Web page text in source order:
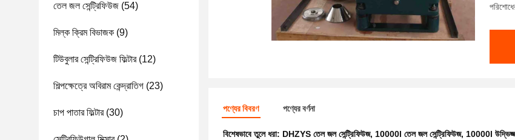
তেল জল সেন্ট্রিফিউজ (54)
মিল্ক ক্রিম বিভাজক (9)
টিউবুলার সেন্ট্রিফিউজ ফিল্টার(12)
শিল্পক্ষেত্রে অবিরাম কেন্দ্রাতিগ (23)
চাপ পাতার ফিল্টার(30) পণ্যের বিবরণ পণ্যের বর্ণনা
বিশেষভাবে তুলে ধরা: DHZYS তেল জল সেন্ট্রিফিউজ, 10000l তেল জল সেন্ট্রিফিউজ, 10000l